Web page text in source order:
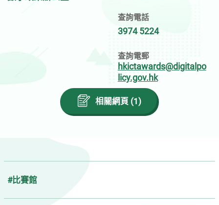
查詢電話
3974 5224
查詢電郵
hkictawards@digitalpo
licy.gov.hk
相關網頁 (1)
#比賽館